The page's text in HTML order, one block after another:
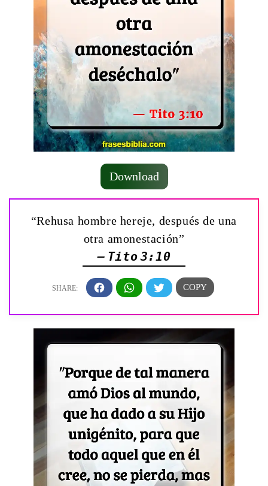
Download
“Rehusa hombre hereje, después de una
otra amonestación”
— Tito 3:10